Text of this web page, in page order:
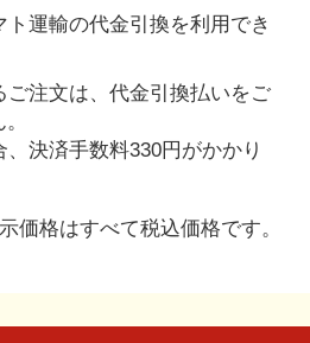
運輸の代金引換を利用でき
注文は、代金引換払いをご
決済手数料330円がかかり
価格はすべて税込価格です。